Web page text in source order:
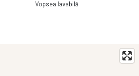
Vopsea lavabilă